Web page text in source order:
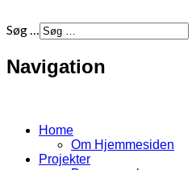
Søg …
Navigation
Home
Om Hjemmesiden
Projekter